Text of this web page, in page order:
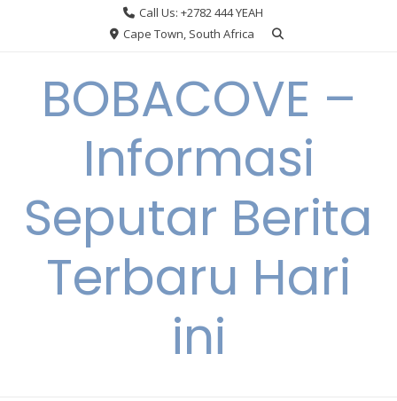
Call Us: +2782 444 YEAH
Cape Town, South Africa
BOBACOVE –
Informasi
Seputar Berita
Terbaru Hari
ini